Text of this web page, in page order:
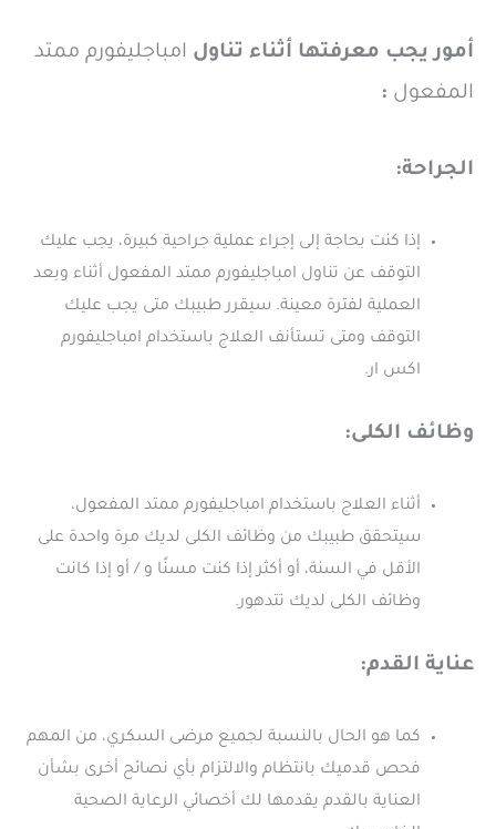
أمور يجب معرفتها أثناء تناول امباجليفورم ممتد
المفعول :
الجراحة:
إذا كنت بحاجة إلى إجراء عملية جراحية كبيرة، يجب عليك
التوقف عن تناول امباجليفورم ممتد المفعول أثناء وبعد
العملية لفترة معينة. سيقرر طبيبك متى يجب عليك
التوقف ومتى تستأنف العلاج باستخدام امباجليفورم
اكس ار.
وظائف الكلى:
أثناء العلاج باستخدام امباجليفورم ممتد المفعول،
سيتحقق طبيبك من وظائف الكلى لديك مرة واحدة على
الأقل في السنة، أو أكثر إذا كنت مسنًا و / أو إذا كانت
وظائف الكلى لديك تتدهور.
عناية القدم:
كما هو الحال بالنسبة لجميع مرضى السكري، من المهم
فحص قدميك بانتظام والالتزام بأي نصائح أخرى بشأن
العناية بالقدم يقدمها لك أخصائي الرعاية الصحية